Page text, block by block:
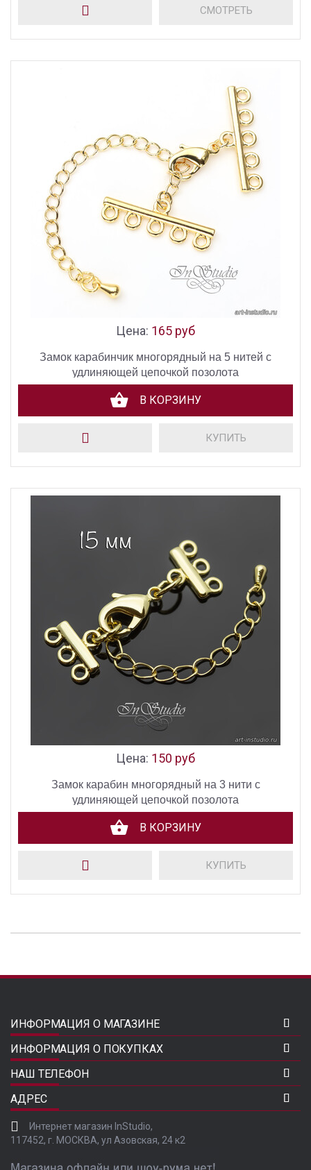
СМОТРЕТЬ
Цена: 165 руб
Замок карабинчик многорядный на 5 нитей с
удлиняющей цепочкой позолота
В КОРЗИНУ
КУПИТЬ
Цена: 150 руб
Замок карабин многорядный на 3 нити с
удлиняющей цепочкой позолота
В КОРЗИНУ
КУПИТЬ
ИНФОРМАЦИЯ О МАГАЗИНЕ
ИНФОРМАЦИЯ О ПОКУПКАХ
НАШ ТЕЛЕФОН
АДРЕС
Интернет магазин InStudio,
117452, г. МОСКВА, ул Азовская, 24 к2